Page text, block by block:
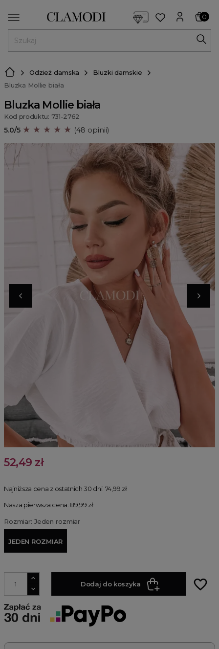
0
Odzież damska
Bluzki damskie
Bluzka Mollie biała
Bluzka Mollie biała
Kod produktu: 731-2762
5.0/5 ★ ★ ★ ★ ★ (48 opinii)
52,49 zł
Najniższa cena z ostatnich 30 dni: 74,99 zł
Nasza pierwsza cena: 89,99 zł
Rozmiar: Jeden rozmiar
JEDEN ROZMIAR
Dodaj do koszyka favorite_border